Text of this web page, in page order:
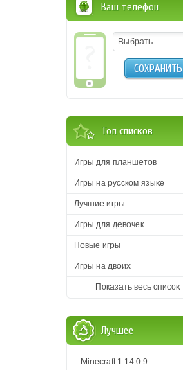
Ваш телефон
Выбрать
СОХРАНИТЬ
Топ списков
Игры для планшетов
Игры на русском языке
Лучшие игры
Игры для девочек
Новые игры
Игры на двоих
Показать весь список
Лучшее
Minecraft 1.14.0.9